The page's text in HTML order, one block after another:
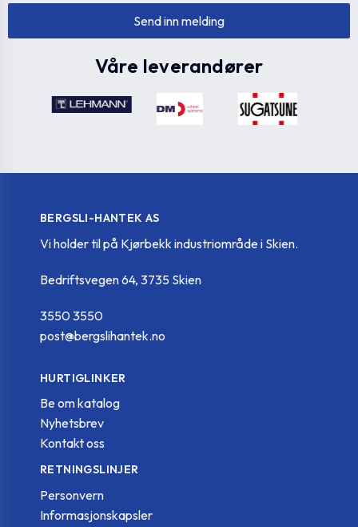
Våre leverandører
BERGSLI-HANTEK AS
Vi holder til på Kjørbekk industriområde i Skien.
Bedriftsvegen 64, 3735 Skien
3550 3550
post@bergslihantek.no
HURTIGLINKER
Be om katalog
Nyhetsbrev
Kontakt oss
RETNINGSLINJER
Personvern
Informasjonskapsler